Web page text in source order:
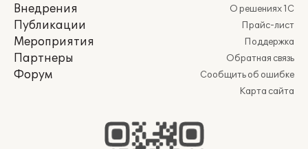
Внедрения
Публикации
Мероприятия
Партнеры
Форум
О решениях 1С
Прайс-лист
Поддержка
Обратная связь
Сообщить об ошибке
Карта сайта